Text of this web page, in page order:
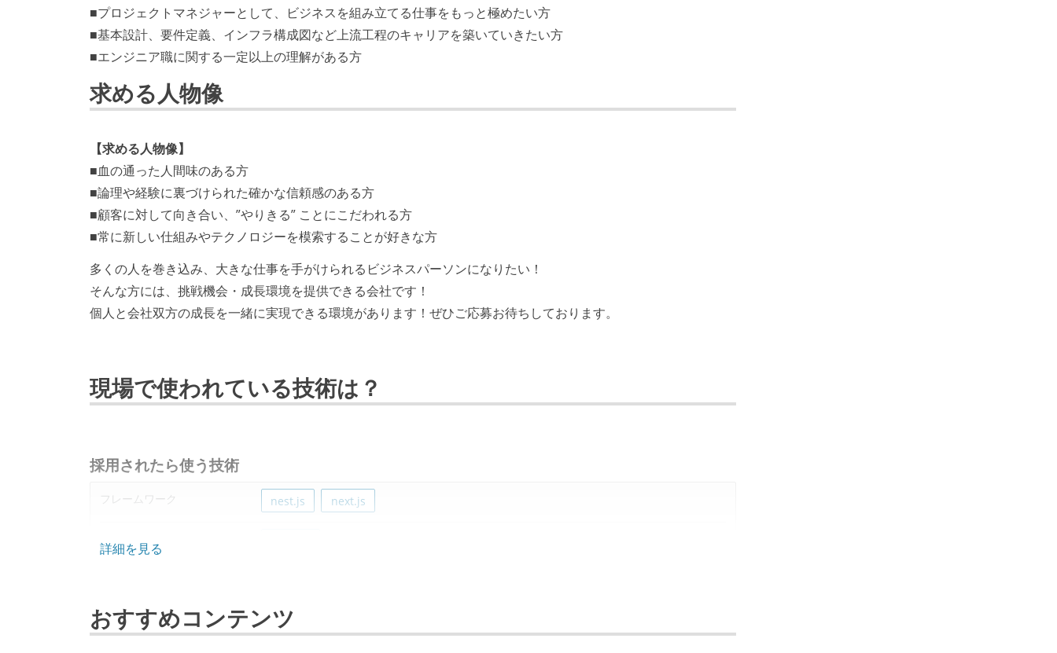
■プロジェクトマネジャーとして、ビジネスを組み立てる仕事をもっと極めたい方
■基本設計、要件定義、インフラ構成図など上流工程のキャリアを築いていきたい方
■エンジニア職に関する一定以上の理解がある方
求める人物像
【求める人物像】
■血の通った人間味のある方
■論理や経験に裏づけられた確かな信頼感のある方
■顧客に対して向き合い、”やりきる” ことにこだわれる方
■常に新しい仕組みやテクノロジーを模索することが好きな方
多くの人を巻き込み、大きな仕事を手がけられるビジネスパーソンになりたい！
そんな方には、挑戦機会・成長環境を提供できる会社です！
個人と会社双方の成長を一緒に実現できる環境があります！ぜひご応募お待ちしております。
現場で使われている技術は？
採用されたら使う技術
フレームワーク nest.js next.js
詳細を見る
おすすめコンテンツ